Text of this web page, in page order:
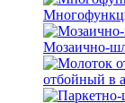
Мозаично-
отбойный в